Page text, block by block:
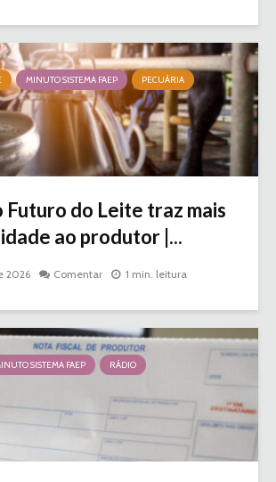
MINUTO SISTEMA FAEP
PECUÁRIA
Futuro do Leite traz mais
ao produtor |...
2026 Comentar 1 min. leitura
SISTEMA FAEP RÁDIO